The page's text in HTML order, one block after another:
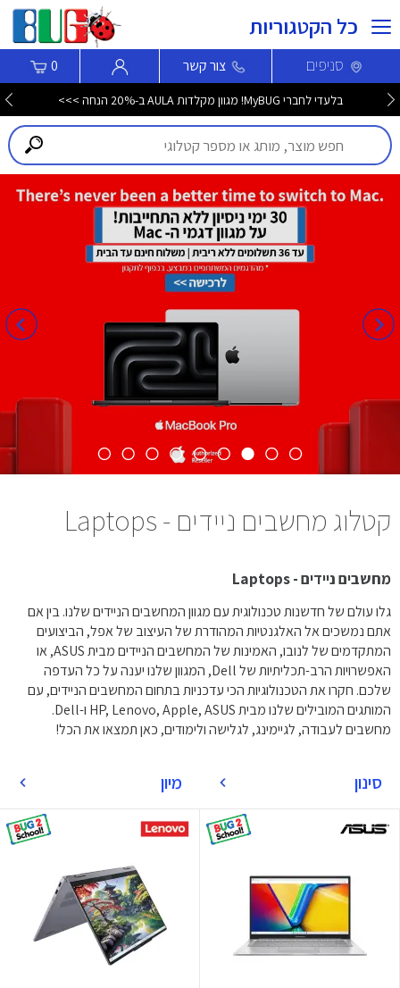
כל הקטגוריות
סניפים צור קשר 0
בלעדי לחברי MyBUG! מגוון מקלדות AULA ב-20% הנחה >>>
קטלוג מחשבים ניידים - Laptops
מחשבים ניידים - Laptops
גלו עולם של חדשנות טכנולוגית עם מגוון המחשבים הניידים שלנו. בין אם
אתם נמשכים אל האלגנטיות המהודרת של העיצוב של אפל, הביצועים
המתקדמים של לנובו, האמינות של המחשבים הניידים מבית ASUS, או
האפשרויות הרב-תכליתיות של Dell, המגוון שלנו יענה על כל העדפה
שלכם. חקרו את הטכנולוגיות הכי עדכניות בתחום המחשבים הניידים, עם
המותגים המובילים שלנו מבית HP, Lenovo, Apple, ASUS ו-Dell.
מחשבים לעבודה, לגיימינג, לגלישה ולימודים, כאן תמצאו את הכל!
סינון מיון